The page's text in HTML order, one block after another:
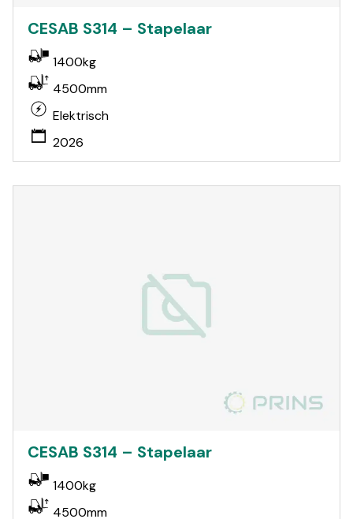
CESAB S314 – Stapelaar
1400kg
4500mm
Elektrisch
2026
CESAB S314 – Stapelaar
1400kg
4500mm